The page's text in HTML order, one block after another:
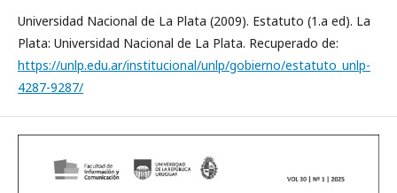
Universidad Nacional de La Plata (2009). Estatuto (1.a ed). La
Plata: Universidad Nacional de La Plata. Recuperado de:
https://unlp.edu.ar/institucional/unlp/gobierno/estatuto_unlp-
4287-9287/